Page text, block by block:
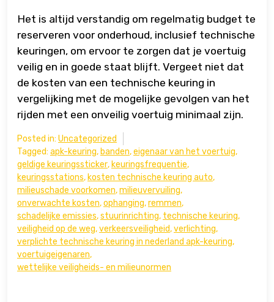
Het is altijd verstandig om regelmatig budget te
reserveren voor onderhoud, inclusief technische
keuringen, om ervoor te zorgen dat je voertuig
veilig en in goede staat blijft. Vergeet niet dat
de kosten van een technische keuring in
vergelijking met de mogelijke gevolgen van het
rijden met een onveilig voertuig minimaal zijn.
Posted in: Uncategorized
Tagged: apk-keuring, banden,eigenaar van het voertuig,
geldige keuringssticker, keuringsfrequentie,
keuringsstations, kosten technische keuring auto,
milieuschade voorkomen,milieuvervuiling,
onverwachte kosten,ophanging,remmen,
schadelijke emissies,stuurinrichting, technische keuring,
veiligheid op de weg,verkeersveiligheid,verlichting,
verplichte technische keuring in nederland apk-keuring,
voertuigeigenaren,
wettelijke veiligheids- en milieunormen